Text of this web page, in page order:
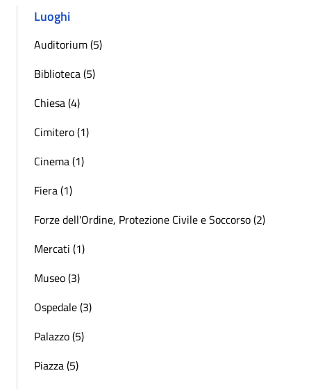
Luoghi
Auditorium (5)
Biblioteca (5)
Chiesa (4)
Cimitero (1)
Cinema (1)
Fiera (1)
Forze dell'Ordine, Protezione Civile e Soccorso (2)
Mercati (1)
Museo (3)
Ospedale (3)
Palazzo (5)
Piazza (5)